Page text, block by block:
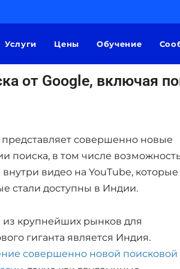
Услуги Цены Обучение
от Google, включая
представляет совершенно новые
поиска, в том числе
внутри видео на YouTube, которые
стали доступны в Индии.
крупнейших рынков для
гиганта является Индия.
совершенно новой поисковой